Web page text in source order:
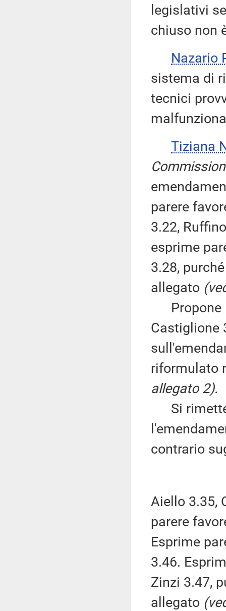
legislativi
chiuso non
Nazario
sistema di
tecnici
Tiziana
parere
3.22,
esprime
3.28,
allegato
Propone
Castiglione
riformulato
allegato 2).
Si rimette
contrario
Aiello 3.35,
parere
Esprime
3.46.
Zinzi 3.47,
allegato